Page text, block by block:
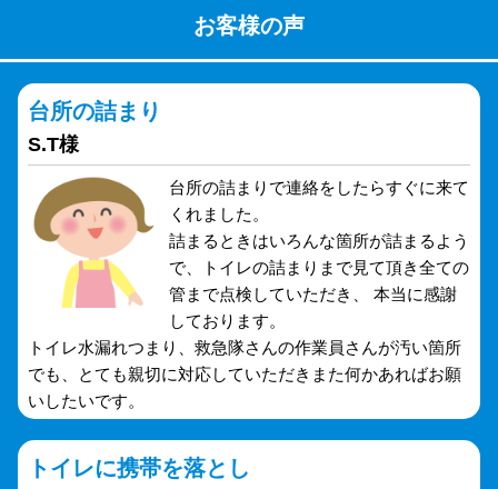
お客様の声
台所の詰まり
S.T様
台所の詰まりで連絡をしたらすぐに来て
くれました。
詰まるときはいろんな箇所が詰まるよう
で、トイレの詰まりまで見て頂き全ての
管まで点検していただき、 本当に感謝
しております。
トイレ水漏れつまり、救急隊さんの作業員さんが汚い箇所
でも、とても親切に対応していただきまた何かあればお願
いしたいです。
トイレに携帯を落とし